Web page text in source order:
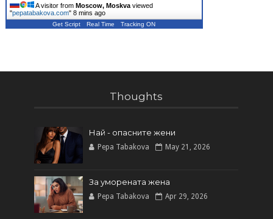
A visitor from Moscow, Moskvaviewed
"pepatabakova.com" 8 mins ago
Get Script Real Time Tracking ON
Thoughts
Най - опасните жени
Pepa Tabakova May 21, 2026
За уморената жена
Pepa Tabakova Apr 29, 2026